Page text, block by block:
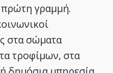
πρώτη γραμμή.
στα σώματα
τροφίμων, στα